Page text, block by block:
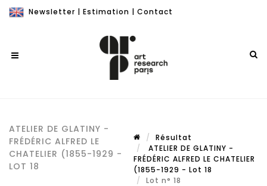
Newsletter | Estimation | Contact
ATELIER DE GLATINY -
FRÉDÉRIC ALFRED LE
CHATELIER (1855-1929 -
LOT 18
Résultat
ATELIER DE GLATINY -
FRÉDÉRIC ALFRED LE CHATELIER
(1855-1929 - Lot 18
Lot n° 18